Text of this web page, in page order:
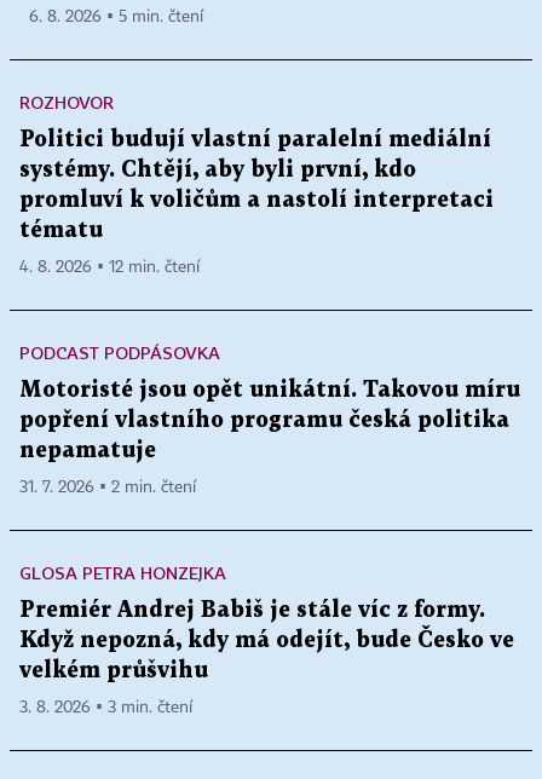
6. 8. 2026 ▪ 5 min. čtení
ROZHOVOR
Politici budují vlastní paralelní mediální
systémy. Chtějí, aby byli první, kdo
promluví k voličům a nastolí interpretaci
tématu
4. 8. 2026 ▪ 12 min. čtení
PODCAST PODPÁSOVKA
Motoristé jsou opět unikátní. Takovou míru
popření vlastního programu česká politika
nepamatuje
31. 7. 2026 ▪ 2 min. čtení
GLOSA PETRA HONZEJKA
Premiér Andrej Babiš je stále víc z formy.
Když nepozná, kdy má odejít, bude Česko ve
velkém průšvihu
3. 8. 2026 ▪ 3 min. čtení